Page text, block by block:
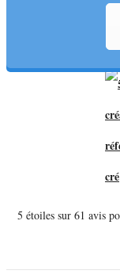
5 étoiles sur 61 avis